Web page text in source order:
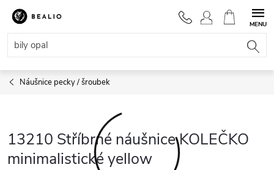
Přejít
obsah
NÁKUPNÍ
KOŠÍK
Náušnice pecky / šroubek
13210 Stříbrné náušnice KOLEČKO
minimalistické yellow